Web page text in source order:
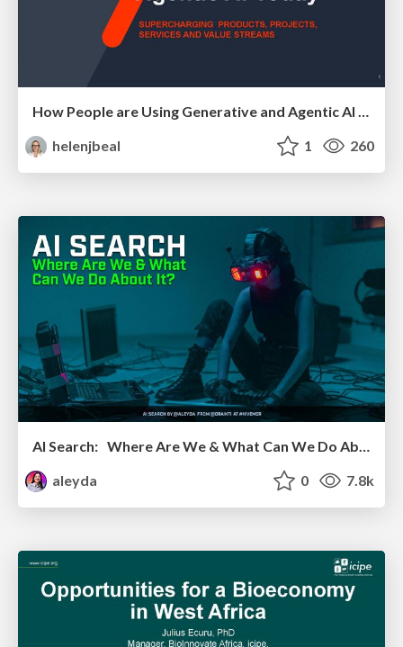
How People are Using Generative and Agentic AI to Supercharge Their Products, Projects, Services and Value Streams Today
helenjbeal
1 260
AI Search: Where Are We & What Can We Do About It?
aleyda
0 7.8k